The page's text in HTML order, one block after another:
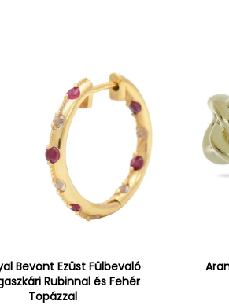
Bevont Ezüst Fülbevaló
Rubinnal és Fehér
Topázzal